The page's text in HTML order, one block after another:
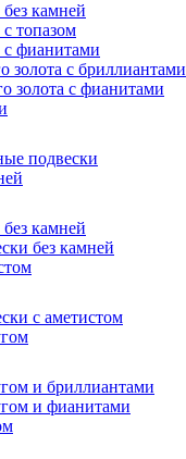
камней
топазом
с фианитами
золота с бриллиантами
золота с фианитами
подвески
камней
без камней
с аметистом
и бриллиантами
и фианитами